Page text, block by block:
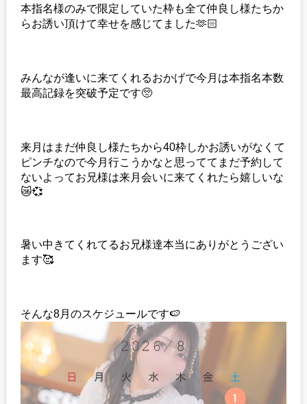
本指名様のみで限定していた枠も全て仲良し様たちか
らお誘い頂けて幸せを感じてました🫶🏻
みんなが逢いに来てくれるおかげで今月は本指名本数
最高記録を突破予定です🥺
来月はまだ仲良し様たちから40枠しかお誘いがなくて
ピンチなので今月行こうかなと思っててまだ予約して
ないよってお兄様は来月会いに来てくれたら嬉しいな
😿💞
暑い中きてくれてるお兄様達本当にありがとうござい
ます🥰
そんな8月のスケジュールです🍉